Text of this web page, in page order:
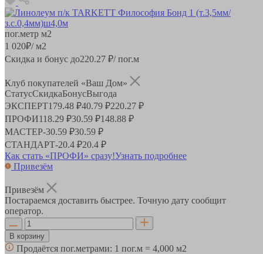
пог.метр м2
1 020₽/ м2
Скидка и бонус до220.27 ₽/ пог.м
Клуб покупателей «Ваш Дом»
СтатусСкидкаБонусВыгода
ЭКСПЕРТ179.48 ₽40.79 ₽220.27 ₽
ПРОФИ118.29 ₽30.59 ₽148.88 ₽
МАСТЕР-30.59 ₽30.59 ₽
СТАНДАРТ-20.4 ₽20.4 ₽
Как стать «ПРОФИ» сразу!Узнать подробнее
Привезём
Привезём
Постараемся доставить быстрее. Точную дату сообщит
оператор.
В корзину
Продаётся пог.метрами: 1 пог.м = 4,000 м2